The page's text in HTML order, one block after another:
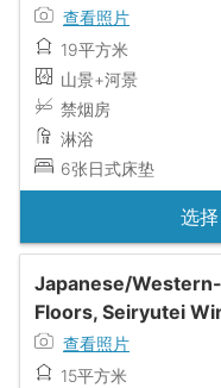
查看照片
19平方米
山景+河景
禁烟房
淋浴
6张日式床垫
选
Japanese/
Floors, Seiryutei
查看照片
15平方米